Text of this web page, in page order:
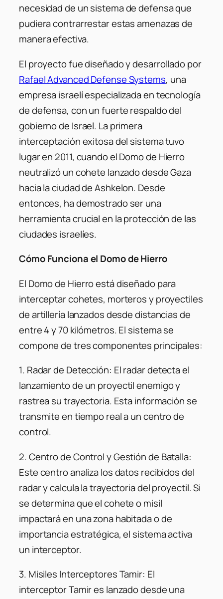
necesidad de un sistema de defensa que
pudiera contrarrestar estas amenazas de
manera efectiva.
El proyecto fue diseñado y desarrollado por
Rafael Advanced Defense Systems, una
empresa israelí especializada en tecnología
de defensa, con un fuerte respaldo del
gobierno de Israel. La primera
interceptación exitosa del sistema tuvo
lugar en 2011, cuando el Domo de Hierro
neutralizó un cohete lanzado desde Gaza
hacia la ciudad de Ashkelon. Desde
entonces, ha demostrado ser una
herramienta crucial en la protección de las
ciudades israelíes.
Cómo Funciona el Domo de Hierro
El Domo de Hierro está diseñado para
interceptar cohetes, morteros y proyectiles
de artillería lanzados desde distancias de
entre 4 y 70 kilómetros. El sistema se
compone de tres componentes principales:
1. Radar de Detección: El radar detecta el
lanzamiento de un proyectil enemigo y
rastrea su trayectoria. Esta información se
transmite en tiempo real a un centro de
control.
2.Centro de Control y Gestión de Batalla:
Este centro analiza los datos recibidos del
radar y calcula la trayectoria del proyectil. Si
se determina que el cohete o misil
impactará en una zona habitada o de
importancia estratégica, el sistema activa
un interceptor.
3. Misiles Interceptores Tamir: El
interceptor Tamir es lanzado desde una